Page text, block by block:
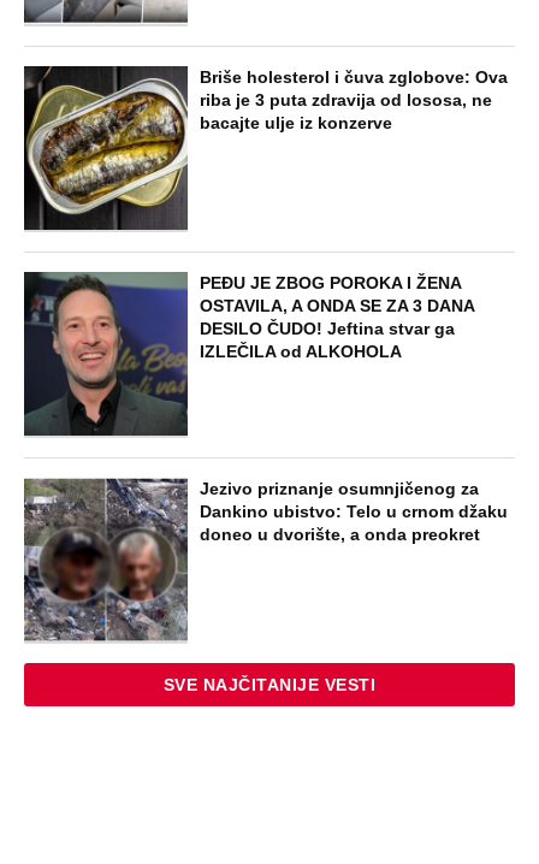
Briše holesterol i čuva zglobove: Ova
riba je 3 puta zdravija od lososa, ne
bacajte ulje iz konzerve
PEĐU JE ZBOG POROKA I ŽENA
OSTAVILA, A ONDA SE ZA 3 DANA
DESILO ČUDO! Jeftina stvar ga
IZLEČILA od ALKOHOLA
Jezivo priznanje osumnjičenog za
Dankino ubistvo: Telo u crnom džaku
doneo u dvorište, a onda preokret
SVE NAJČITANIJE VESTI